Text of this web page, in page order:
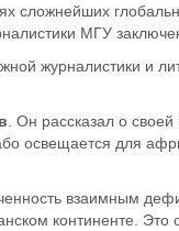
сложнейших
МГУ
журналистики и
Он рассказал о своей
освещается для
взаимным
континенте.